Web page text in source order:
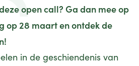
open call? Ga dan mee op
op 28 maart en ontdek de
in de geschiendenis van